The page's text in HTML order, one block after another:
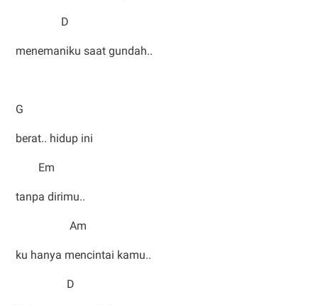
D
menemaniku saat gundah..
G
berat.. hidup ini
Em
tanpa dirimu..
Am
ku hanya mencintai kamu..
D